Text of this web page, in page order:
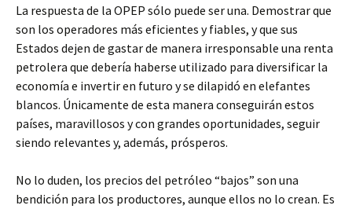
La respuesta de la OPEP sólo puede ser una. Demostrar que
son los operadores más eficientes y fiables, y que sus
Estados dejen de gastar de manera irresponsable una renta
petrolera que debería haberse utilizado para diversificar la
economía e invertir en futuro y se dilapidó en elefantes
blancos. Únicamente de esta manera conseguirán estos
países, maravillosos y con grandes oportunidades, seguir
siendo relevantes y, además, prósperos.
No lo duden, los precios del petróleo “bajos” son una
bendición para los productores, aunque ellos no lo crean. Es